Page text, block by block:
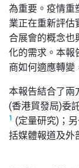
為重要。疫情重
業正在重新評估
合展會的概念也
化的需求。本報
商如何適應轉變
本報告結合了兩
(香港貿發局)委
1 (定量研究)；
括媒體報道及外